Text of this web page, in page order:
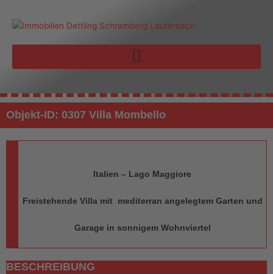
Inhalt
Objekt-ID: 0307 Villa Mombello
Italien – Lago Maggiore
Freistehende Villa mit mediterran angelegtem Garten und
Garage in sonnigem Wohnviertel
BESCHREIBUNG